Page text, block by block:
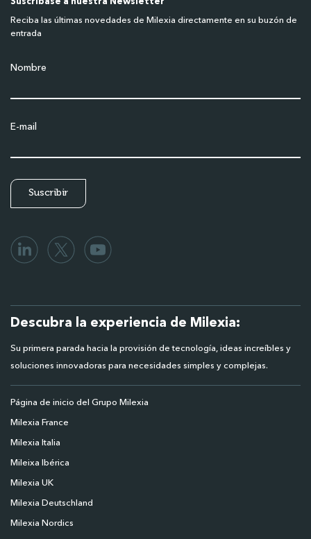
Reciba las últimas novedades de Milexia directamente en su buzón de
entrada
Nombre
E-mail
Descubra la experiencia de Milexia:
Su primera parada hacia la provisión de tecnología, ideas increíbles y
soluciones innovadoras para necesidades simples y complejas.
Página de inicio del Grupo Milexia
Milexia France
Milexia Italia
Mileixa Ibérica
Milexia UK
Milexia Deutschland
Milexia Nordics